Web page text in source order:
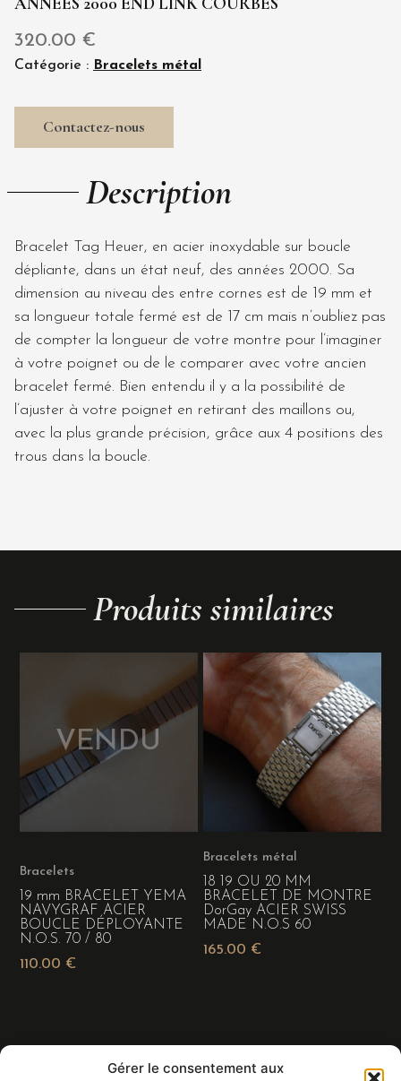
Gérer le consentement aux
320.00 €
Catégorie : Bracelets métal
Contactez-nous
Description
Bracelet Tag Heuer, en acier inoxydable sur boucle
dépliante, dans un état neuf, des années 2000. Sa
dimension au niveau des entre cornes est de 19 mm et
sa longueur totale fermé est de 17 cm mais n’oubliez pas
de compter la longueur de votre montre pour l’imaginer
à votre poignet ou de le comparer avec votre ancien
bracelet fermé. Bien entendu il y a la possibilité de
l’ajuster à votre poignet en retirant des maillons ou,
avec la plus grande précision, grâce aux 4 positions des
trous dans la boucle.
Produits similaires
Bracelets
19 mm BRACELET YEMA
NAVYGRAF ACIER
BOUCLE DÉPLOYANTE
N.O.S. 70 / 80
110.00 €
Bracelets métal
18 19 OU 20 MM
BRACELET DE MONTRE
DorGay ACIER SWISS
MADE N.O.S 60
165.00 €
Eric BALDIN